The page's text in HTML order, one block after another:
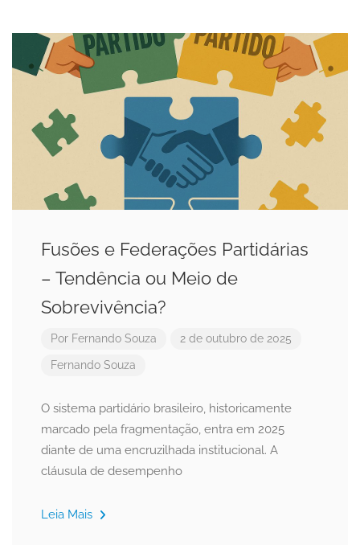
Fusões e Federações Partidárias
– Tendência ou Meio de
Sobrevivência?
Por Fernando Souza 2 de outubro de 2025
Fernando Souza
O sistema partidário brasileiro, historicamente
marcado pela fragmentação, entra em 2025
diante de uma encruzilhada institucional. A
cláusula de desempenho
Leia Mais